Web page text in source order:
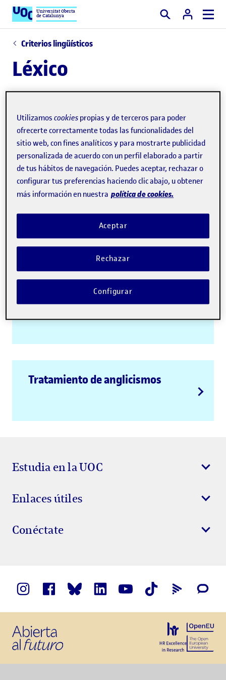
Universitat Oberta
de Catalunya Buscar
Criterios lingüísticos
Léxico
La calidad léxica de los escritos es fundamental
para conseguir una
comunicación clara y precisa
Debe tenerse en cuenta el significado de las
palabras, así como lanaturalidad en la expresión y
la genuinidad idiomática. Para contribuir a esta
genuinidad y facilitar la comprensión de los textos,
proponemos alternativas a losanglicismos más
su validez, la fuente de consulta principal es el
Diccionario de la lengua españolade la Real
Recomendaciones generales
Tratamiento de anglicismos
Estudia en la UOC
Enlaces útiles
Conéctate
Utilizamoscookies propias y de terceros para poder
ofrecerte correctamente todas las funcionalidades del
sitio web, con fines analíticos y para mostrarte publicidad
personalizada de acuerdo con un perfil elaborado a partir
de tus hábitos de navegación. Puedes aceptar, rechazar o
configurar tus preferencias haciendo clic abajo, u obtener
más información en nuestra política de cookies.
Rechazar
Aceptar
Configurar